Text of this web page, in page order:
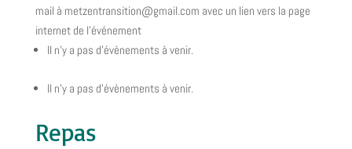
mail à metzentransition@gmail.com avec un lien vers la page
internet de l’événement
Il n’y a pas d’évènements à venir.
Il n’y a pas d’évènements à venir.
Repas